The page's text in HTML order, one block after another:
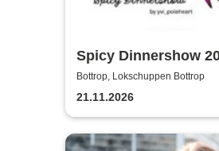
Spicy Dinnershow
Bottrop, Lokschuppen Bottrop
21.11.2026